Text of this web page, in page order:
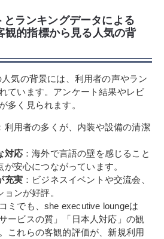
ランキングデータによる
観的指標から見る人気の背
気の背景には、利用者の声やラン
ています。アンケート結果やレビ
多く見られます。
利用者の多くが、内装や設備の清潔
対応 ：海外で言語の壁を感じること
安心につながっています。
充実 ：ビジネスイベントや交流会、
ンが好評。
ミでも、she executive loungeは
ービスの質」「日本人対応」の観
これらの客観的評価が、新規利用